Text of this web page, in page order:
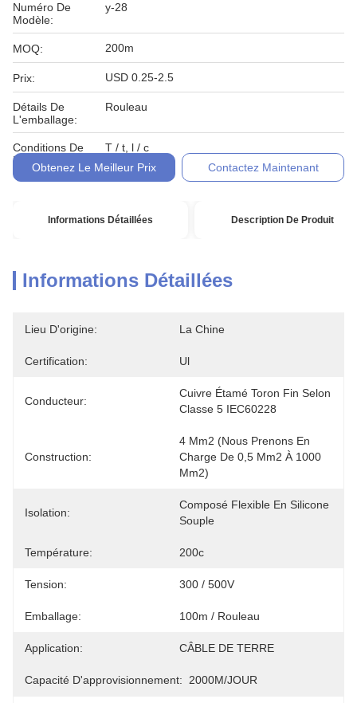
Numéro De
Modèle:
y-28
MOQ: 200m
Prix: USD 0.25-2.5
Détails De
L'emballage:
Rouleau
Conditions De
Paiement:
T / t, l / c
Obtenez Le Meilleur Prix
Contactez Maintenant
Informations Détaillées Description De Produit
Informations Détaillées
Lieu D'origine: La Chine
Certification: Ul
Conducteur:
Cuivre Étamé Toron Fin Selon
Classe 5 IEC60228
Construction:
4 Mm2 (nous Prenons En
Charge De 0,5 Mm2 À 1000
Mm2)
Isolation:
Composé Flexible En Silicone
Souple
Température: 200c
Tension: 300 / 500V
Emballage: 100m / Rouleau
Application: CÂBLE DE TERRE
Capacité D'approvisionnement: 2000M/JOUR